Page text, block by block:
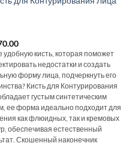
кисть, которая поможет
недостатки и создать
форму лица, подчеркнуть его
Кисть для Контурирования
густым синтетическим
ее форма идеально подходит для
как флюидных, так и кремовых
обеспечивая естественный
Скошенный наконечник